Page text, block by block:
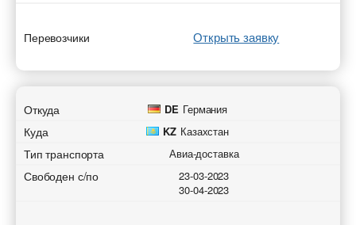
Перевозчики Открыть заявку
Откуда DE Германия
Куда KZ Казахстан
Тип транспорта Авиа-доставка
Свободен с/по
23-03-2023
30-04-2023